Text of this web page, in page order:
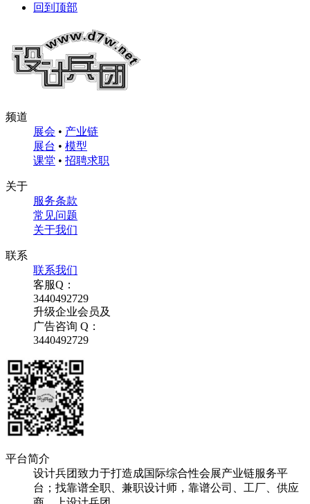
回到顶部
频道
展会 • 产业链
展台 • 模型
课堂 • 招聘求职
关于
服务条款
常见问题
关于我们
联系
联系我们
客服Q：
3440492729
升级企业会员及
广告咨询 Q：
3440492729
平台简介
设计兵团致力于打造成国际综合性会展产业链服务平
台；找靠谱全职、兼职设计师，靠谱公司、工厂、供应